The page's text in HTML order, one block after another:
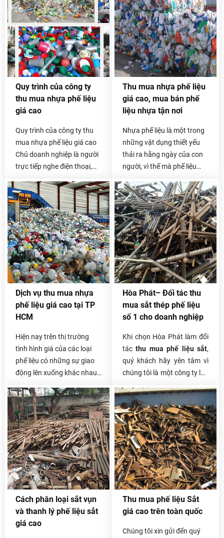
cao và công khai bảng giá
để quý khách hàng có thể
tham khảo, so sánh. Để biết
chính xác giá inox phế liệu
hôm nay bao tiền 1kg thì
quý khách có thể gọi trực
0985.050.716 -
0912.009.526 .
mua phế liệu Hòa Phát
chuyên thu mua nhựa phế
liệu giá tốt. Tất cả các
chủng loại phế liệu nhựa
PVC, HD, PE, PS, PP thường
có ở các công ty, xưởng sản
được chúng tôi thu mua lại
với giá cao và cạnh tranh
nhất trên thị trường.
Quy trình của công ty
thu mua nhựa phế liệu
giá cao
Quy trình của công ty thu
mua nhựa phế liệu giá cao
Chủ doanh nghiệp là người
trực tiếp nghe điện thoại,
với khách hàng, đó là việc
mà không công ty mua phế
liệu nào làm được. Khách
hàng của Hoa Phát 10 năm
nay vẫn rất tin tưởng lối
phục vụ này. Sau khi nhận
được yêu cầu của quý
khách, chúng tôi sẽ được
giá hoặc thu gom trong
ngày và thanh toán linh
hoạt cho khách.
Thu mua nhựa phế liệu
giá cao, mua bán phế
liệu nhựa tận nơi
Nhựa phế liệu là một trong
những vật dụng thiết yếu
thải ra hằng ngày của con
người, vì thế mà phế liệu
lớn. Nếu bạn đang đau đầu
vì số phế liệu nhựa tồn kho
không biết phải xử lý như
thế nào thì hãy liên lạc ngay
với chúng tôi nhé. Thu mua
phế liệu Hòa Phát chuyên
thu mua nhựa phế liệu giá
cao trên toàn quốc, đội xe
chuyển nhanh gọn nhất,
thanh toán một lần và có
phần trăm hoa hồng cho
người giới thiệu.
Dịch vụ thu mua nhựa
phế liệu giá cao tại TP
HCM
Hiện nay trên thị trường
tình hình giá của các loại
phế liệu có những sự giao
động lên xuống khác nhau
cũng như chất liệu đó đáp
ứng thị trường như thế nào.
Hòa Phát– Đối tác thu
mua sắt thép phế liệu
số 1 cho doanh nghiệp
Khi chọn Hòa Phát làm đối
tác thu mua phế liệu sắt,
quý khách hãy yên tâm vì
chúng tôi là một công ty lâu
liệu. Chúng tôi tự hào về
quá trình làm nên thương
hiệu Hòa Phát của mình.
Trong suốt nhiều năm trong
nghề, Hòa Phát đã hợp tác
với rất nhiều khách hàng,
rất nhiều doanh nghiệp,
công ty lớn nhỏ và ai cũng
mua, xử lý phế liệu của
chúng tôi.
Cách phân loại sắt vụn
và thanh lý phế liệu sắt
giá cao
Thu mua phế liệu Sắt
giá cao trên toàn quốc
Chúng tôi xin gửi đến quý